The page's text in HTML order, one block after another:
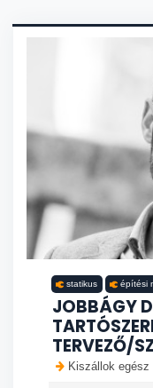
statikus építési
JOBBÁGY
TERVEZŐ/
Kiszállok